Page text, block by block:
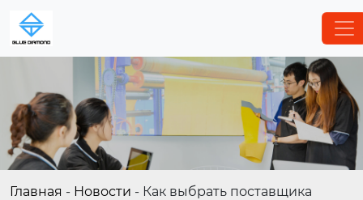
Главная - Новости - Как выбрать поставщика